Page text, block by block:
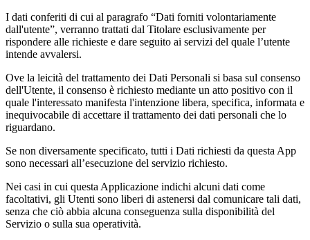
I dati conferiti di cui al paragrafo “Dati forniti volontariamente
dall'utente”, verranno trattati dal Titolare esclusivamente per
rispondere alle richieste e dare seguito ai servizi del quale l’utente
intende avvalersi.
Ove la leicità del trattamento dei Dati Personali si basa sul consenso
dell'Utente, il consenso è richiesto mediante un atto positivo con il
quale l'interessato manifesta l'intenzione libera, specifica, informata e
inequivocabile di accettare il trattamento dei dati personali che lo
riguardano.
Se non diversamente specificato, tutti i Dati richiesti da questa App
sono necessari all’esecuzione del servizio richiesto.
Nei casi in cui questa Applicazione indichi alcuni dati come
facoltativi, gli Utenti sono liberi di astenersi dal comunicare tali dati,
senza che ciò abbia alcuna conseguenza sulla disponibilità del
Servizio o sulla sua operatività.